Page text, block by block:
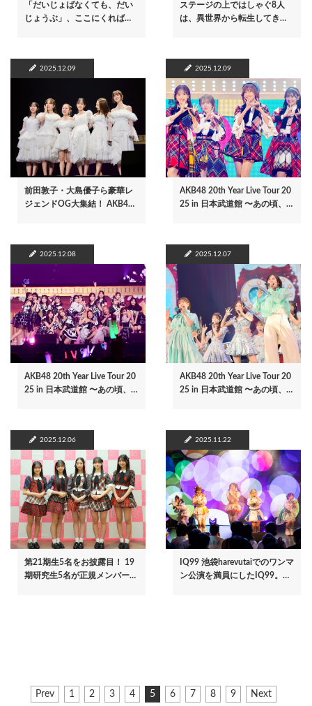
「だいじょばなくても、だい
じょうぶ」、ここにくれば…
ステージの上ではしゃぐ8人
は、異世界から転生してき…
2025.12.09
前田敦子・大島優子ら豪華レ
ジェンドOG大集結！ AKB4…
2025.12.09
AKB48 20th Year Live Tour 20
25 in 日本武道館 〜あの頃、…
2025.12.08
AKB48 20th Year Live Tour 20
25 in 日本武道館 〜あの頃、…
2025.12.07
AKB48 20th Year Live Tour 20
25 in 日本武道館 〜あの頃、…
2025.12.06
第21期生5名をお披露目！ 19
期研究生5名が正規メンバー…
2025.11.22
IQ99 池袋harevutaiでのワンマ
ン公演を満員にしたIQ99。…
前
Prev
ペ
1
ペ
2
ペ
3
ペ
4
カ
5
ペ
6
ペ
7
ペ
8
ペ
9
次
Next